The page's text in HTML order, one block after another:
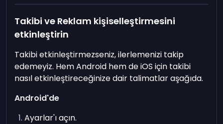
Takibi ve Reklam kişiselleştirmesini
etkinleştirin
Takibi etkinleştirmezseniz, ilerlemenizi takip
edemeyiz. Hem Android hem de iOS için takibi
nasıl etkinleştireceğinize dair talimatlar aşağıda.
Android'de
Ayarlar'ı açın.